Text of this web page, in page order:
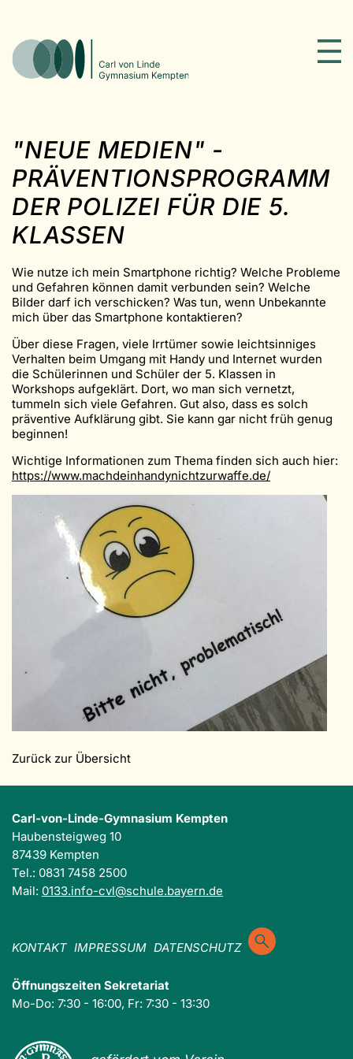
"NEUE MEDIEN" -
PRÄVENTIONSPROGRAMM
DER POLIZEI FÜR DIE 5.
KLASSEN
Wie nutze ich mein Smartphone richtig? Welche Probleme
und Gefahren können damit verbunden sein? Welche
Bilder darf ich verschicken? Was tun, wenn Unbekannte
mich über das Smartphone kontaktieren?
Über diese Fragen, viele Irrtümer sowie leichtsinniges
Verhalten beim Umgang mit Handy und Internet wurden
die Schülerinnen und Schüler der 5. Klassen in
Workshops aufgeklärt. Dort, wo man sich vernetzt,
tummeln sich viele Gefahren. Gut also, dass es solch
präventive Aufklärung gibt. Sie kann gar nicht früh genug
beginnen!
Wichtige Informationen zum Thema finden sich auch hier:
https://www.machdeinhandynichtzurwaffe.de/
Zurück zur Übersicht
Carl-von-Linde-Gymnasium Kempten
Haubensteigweg 10
87439 Kempten
Tel.: 0831 7458 2500
Mail: 0133.info-cvl@schule.bayern.de
KONTAKT IMPRESSUM DATENSCHUTZ
Öffnungszeiten Sekretariat
Mo-Do: 7:30 - 16:00, Fr: 7:30 - 13:30